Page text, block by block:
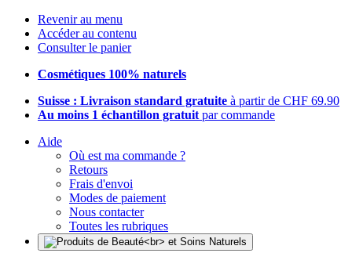
Revenir au menu
Accéder au contenu
Consulter le panier
Cosmétiques 100% naturels
Suisse : Livraison standard gratuite à partir de CHF 69.90
Au moins 1 échantillon gratuit par commande
Aide
Où est ma commande ?
Retours
Frais d'envoi
Modes de paiement
Nous contacter
Toutes les rubriques